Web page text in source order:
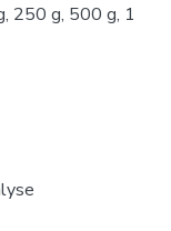
250 g, 500 g, 1